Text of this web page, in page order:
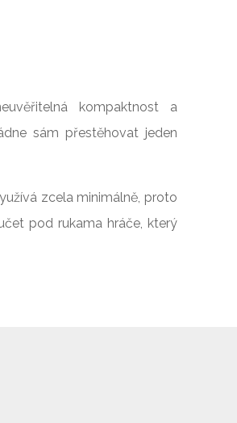
kompaktnost a
sám přestěhovat jeden
zcela minimálně, proto
pod rukama hráče, který